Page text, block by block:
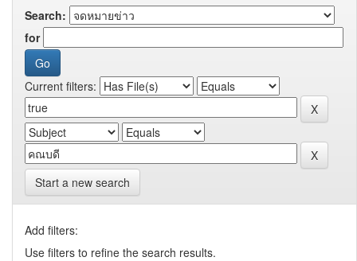
Search:
for
Current filters:
Start a new search
Add filters:
Use filters to refine the search results.